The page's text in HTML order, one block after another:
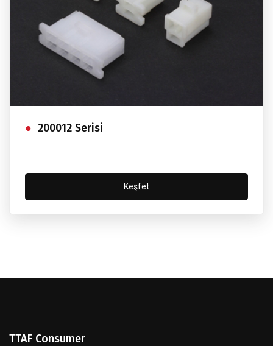
200012 Serisi
Keşfet
TTAF Consumer